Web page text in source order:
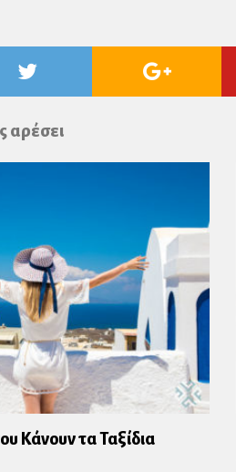
Twitter
Google
αρέσει
Κάνουν τα Ταξίδια